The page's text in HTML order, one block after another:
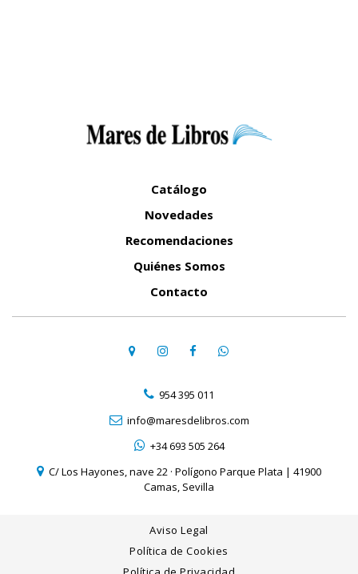
Catálogo
Novedades
Recomendaciones
Quiénes Somos
Contacto
954 395 011
info@maresdelibros.com
+34 693 505 264
C/ Los Hayones, nave 22 · Polígono Parque Plata | 41900
Camas, Sevilla
Aviso Legal
Política de Cookies